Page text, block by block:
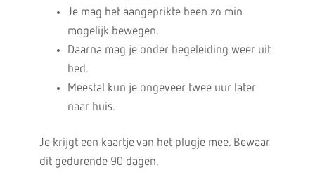
Je mag het aangeprikte been zo min
mogelijk bewegen.
Daarna mag je onder begeleiding weer uit
bed.
Meestal kun je ongeveer twee uur later
naar huis.
Je krijgt een kaartje van het plugje mee. Bewaar
dit gedurende 90 dagen.